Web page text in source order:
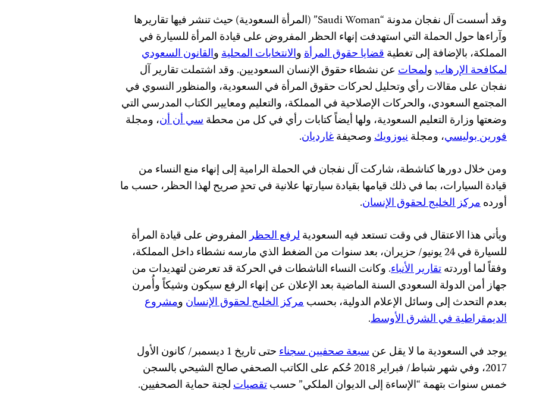
وقد أسست آل نفجان مدونة “Saudi Woman” (المرأة السعودية) حيث تنشر فيها تقاريرها
وآراءها حول الحملة التي استهدفت إنهاء الحظر المفروض على قيادة المرأة للسيارة في
المملكة، بالإضافة إلى تغطيةقضايا حقوق المرأةوالانتخابات المحليةوالقانون السعودي
لمكافحة الإرهابولمحات عن نشطاء حقوق الإنسان السعوديين. وقد اشتملت تقارير آل
نفجان على مقالات رأي وتحليل لحركات حقوق المرأة في السعودية، والمنظور النسوي في
المجتمع السعودي، والحركات الإصلاحية في المملكة، والتعليم ومعايير الكتاب المدرسي التي
وضعتها وزارة التعليم السعودية، ولها أيضاً كتابات رأي في كل من محطةسي أن أن، ومجلة
فورين بوليسي، ومجلةنيوزويكوصحيفةغارديان.
ومن خلال دورها كناشطة، شاركت آل نفجان في الحملة الرامية إلى إنهاء منع النساء من
قيادة السيارات، بما في ذلك قيامها بقيادة سيارتها علانية في تحدٍ صريح لهذا الحظر، حسب ما
أوردهمركز الخليج لحقوق الإنسان.
ويأتي هذا الاعتقال في وقت تستعد فيه السعوديةلرفع الحظرالمفروض على قيادة المرأة
للسيارة في 24 يونيو/ حزيران، بعد سنوات من الضغط الذي مارسه نشطاء داخل المملكة،
وفقاً لما أوردتهتقارير الأنباء. وكانت النساء الناشطات في الحركة قد تعرضن لتهديدات من
جهاز أمن الدولة السعودي السنة الماضية بعد الإعلان عن إنهاء الرفع سيكون وشيكاً وأُمرن
بعدم التحدث إلى وسائل الإعلام الدولية، بحسبمركز الخليج لحقوق الإنسان ومشروع
الديمقراطية في الشرق الأوسط.
يوجد في السعودية ما لا يقل عنسبعة صحفيين سجناء
حتى تاريخ 1 ديسمبر/ كانون الأول
2017، وفي شهر شباط/ فبراير 2018 حُكم على الكاتب الصحفي صالح الشيحي بالسجن
خمس سنوات بتهمة “الإساءة إلى الديوان الملكي” حسبتقصياتلجنة حماية الصحفيين.